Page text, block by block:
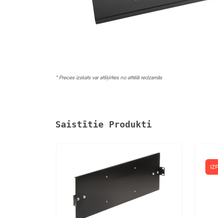
* Preces izskats var atšķirties no attēlā redzamās
Saistītie Produkti